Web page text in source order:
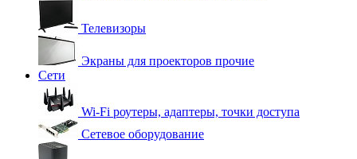
Телевизоры
Экраны для проекторов прочие
Сети
Wi-Fi роутеры, адаптеры, точки доступа
Сетевое оборудование